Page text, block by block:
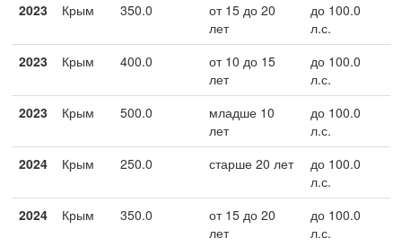
2023
Крым 350.0
от 15 до 20
лет
до 100.0
л.с.
2023
Крым 400.0
от 10 до 15
лет
до 100.0
л.с.
2023
Крым 500.0
младше 10
лет
до 100.0
л.с.
2024
Крым 250.0 старше 20 лет
до 100.0
л.с.
2024
Крым 350.0
от 15 до 20
лет
до 100.0
л.с.